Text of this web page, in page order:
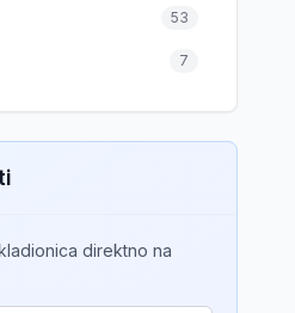
53
7
direktno na